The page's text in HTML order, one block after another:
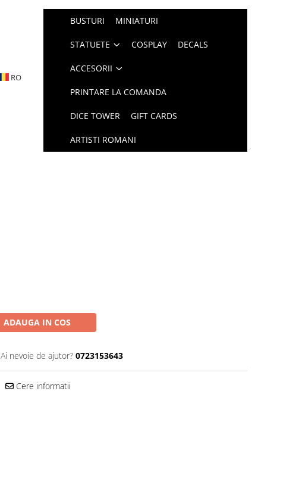
RO
BUSTURI MINIATURI
STATUETE COSPLAY DECALS
ACCESORII
PRINTARE LA COMANDA
DICE TOWER GIFT CARDS
ARTISTI ROMANI
ADAUGA IN COS
Ai nevoie de ajutor? 0723153643
Cere informatii